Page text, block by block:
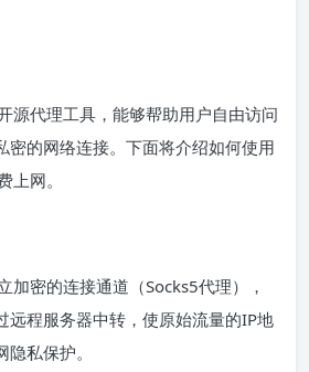
源代理工具，能够帮助用户自由访问
密的网络连接。下面将介绍如何使用
上网。
加密的连接通道（Socks5代理），
远程服务器中转，使原始流量的IP地
私保护。